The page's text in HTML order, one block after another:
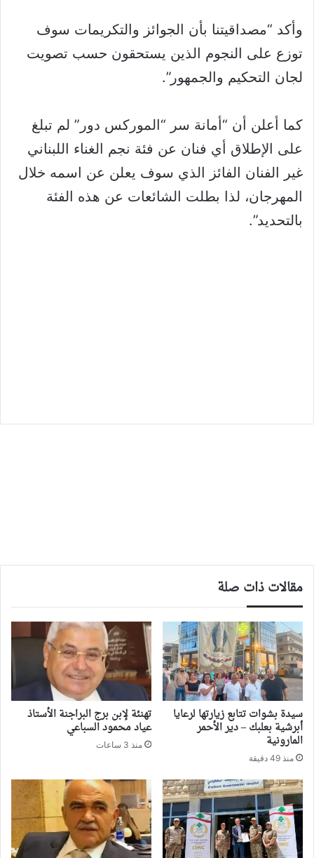
وأكد “مصداقيتنا بأن الجوائز والتكريمات سوف
توزع على النجوم الذين يستحقون حسب تصويت
لجان التحكيم والجمهور”.
كما أعلن أن “أمانة سر “الموركس دور” لم تبلغ
على الإطلاق أي فنان عن فئة نجم الغناء اللبناني
غير الفنان الفائز الذي سوف يعلن عن اسمه خلال
المهرجان، لذا بطلت الشائعات عن هذه الفئة
بالتحديد”.
مقالات ذات صلة
سيدة بشوات تتابع زيارتها لرعايا
أبرشية بعلبك – دير الأحمر
المارونية
منذ 49 دقيقة
تهنئة لإبن برج البراجنة الأستاذ
عياد محمود السباعي
منذ 3 ساعات